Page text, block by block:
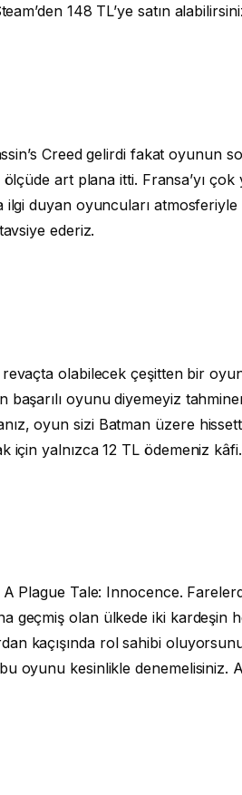
148 TL’ye satın
Creed gelirdi fakat oyunun
art plana itti. Fransa’yı çok
ilgi duyan oyuncuları atmosferiyle
ederiz.
olabilecek çeşitten bir
oyunu diyemeyiz
oyun sizi Batman üzere
için yalnızca 12 TL ödemeniz kâfi.
A Plague Tale: Innocence.
geçmiş olan ülkede iki kardeşin
kaçışında rol sahibi
oyunu kesinlikle denemelisiniz.